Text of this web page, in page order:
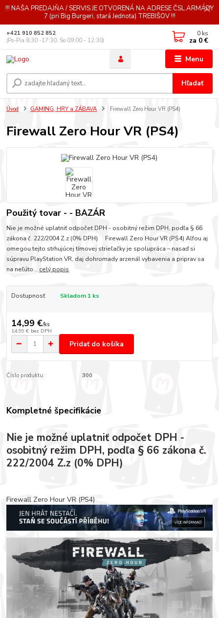
!!! NAŠA PREDAJŇA / SERVIS JE OTVORENÁ NA ADRESE ČSL.ARMÁDY
7 (pri Big Burgeri, stará Jednota) TREBIŠOV !!!
Menu
Hľadať
+421 910 852 852
(Po-Pia 8:30 -17:30, So 09:00 - 12:30)
0 ks
za 0 €
Úvod GAMING, HRY a ZÁBAVA Firewall Zero Hour VR (PS4)
Firewall Zero Hour VR (PS4)
Použitý tovar - - BAZÁR
Nie je možné uplatniť odpočet DPH - osobitný režim DPH, podľa § 66
zákona č. 222/2004 Z.z (0% DPH) Firewall Zero Hour VR (PS4) Alfou aj
omegou tejto strhujúcej tímovej strieľačky je spolupráca – nasaď si
súpravu PlayStation VR, daj dohromady arzenál vybavenia a priprav sa
na neľúto... celý popis
Dostupnosť Skladom 1 ks
14,99 €/ks
14,99 € bez DPH
Pridať do košíka
Číslo produktu: 300
Kompletné špecifikácie
Nie je možné uplatniť odpočet DPH -
osobitný režim DPH, podľa § 66 zákona č.
222/2004 Z.z (0% DPH)
Firewall Zero Hour VR (PS4)